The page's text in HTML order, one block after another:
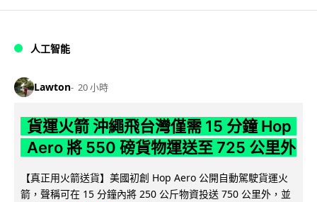
人工智能
Lawton 20 小時
貨運火箭 沖繩飛台灣僅需 15 分鐘 Hop
Aero 將 550 磅貨物運送至 725 公里外
【真正用火箭送貨】美國初創 Hop Aero 公開自動駕駛貨運火
箭，聲稱可在 15 分鐘內將 250 公斤物資投送 750 公里外，並